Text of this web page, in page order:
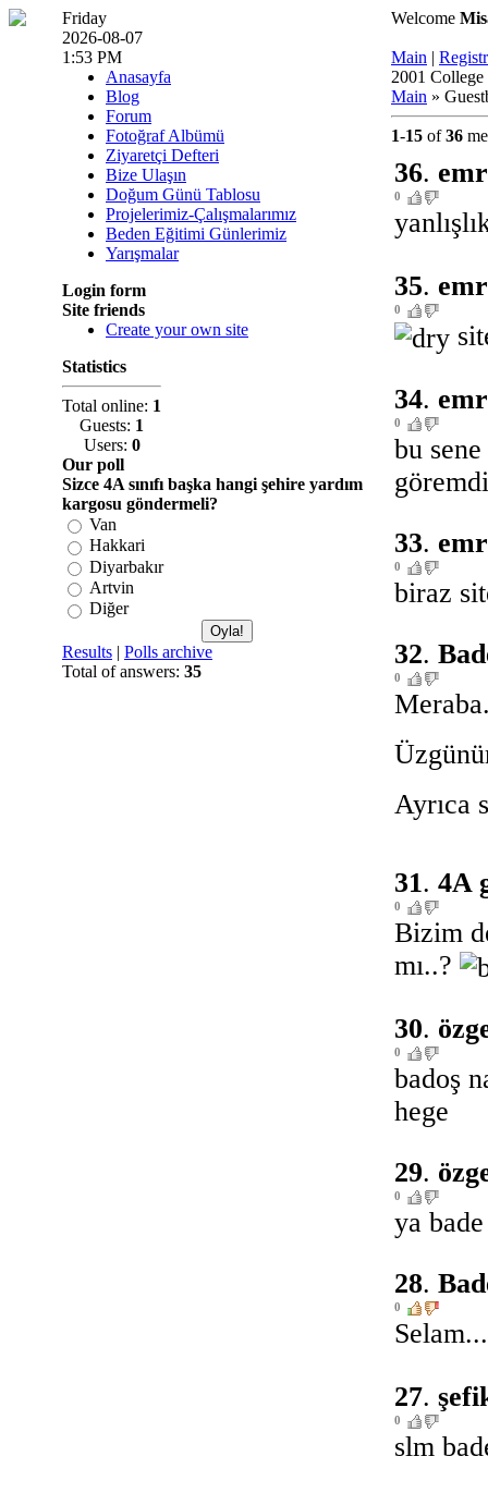
Friday
2026-08-07
1:53 PM
Anasayfa
Blog
Forum
Fotoğraf Albümü
Ziyaretçi Defteri
Bize Ulaşın
Doğum Günü Tablosu
Projelerimiz-Çalışmalarımız
Beden Eğitimi Günlerimiz
Yarışmalar
Login form
Site friends
Create your own site
Statistics
Total online: 1
Guests: 1
Users: 0
Our poll
Sizce 4A sınıfı başka hangi şehire yardım
kargosu göndermeli?
Van
Hakkari
Diyarbakır
Artvin
Diğer
Results | Polls archive
Total of answers: 35
Welcome
Main |
2001 College
Main »
1-15 of36
36.
0
35.
0
34.
0
bu
33.
0
biraz
32.
0
Ayrıca
31. 4A
0
Bizim
mı..?
30.
0
badoş
hege
29.
0
ya
28.
0
27.
0
slm